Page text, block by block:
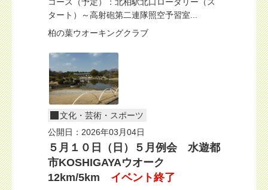
タート）～高射砲第二連隊照空予習室...
柏の葉ウオーキングクラブ
文化・芸術・スポーツ
公開日：2026年03月04日
５月１０日（日）５月例会 水遊都
市KOSHIGAYAウオーク
12km/5km
イベント終了